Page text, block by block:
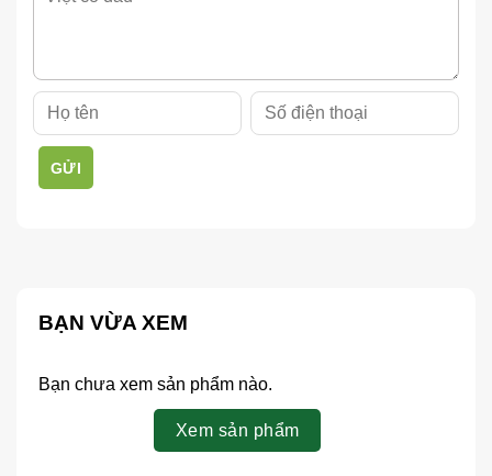
GỬI
BẠN VỪA XEM
Bạn chưa xem sản phẩm nào.
Xem sản phẩm